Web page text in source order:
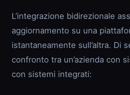
L’integrazione bidirezionale
aggiornamento su una
istantaneamente sull’altra. Di
confronto tra un’azienda con
con sistemi integrati: